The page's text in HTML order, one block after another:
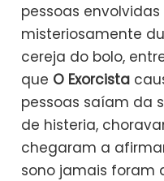
pessoas
misteriosamente
cereja do bolo,
que O Exorcista
pessoas saíam da
de histeria,
chegaram a
sono jamais foram